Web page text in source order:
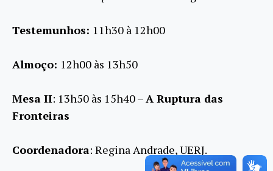
Testemunhos: 11h30 à 12h00
Almoço: 12h00 às 13h50
Mesa II: 13h50 às 15h40 –A Ruptura das
Fronteiras
Coordenadora: Regina Andrade, UERJ.